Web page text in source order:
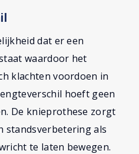
dat er een
waardoor het
klachten voordoen in
hoeft geen
De knieprothese zorgt
standsverbetering als
te laten bewegen.